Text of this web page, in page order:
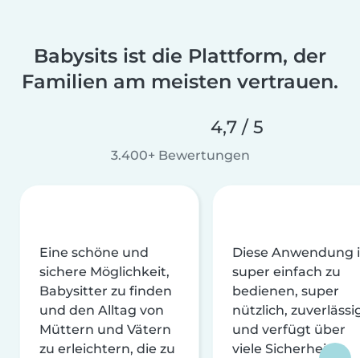
Babysits ist die Plattform, der
Familien am meisten vertrauen.
4,7 / 5
3.400+ Bewertungen
Eine schöne und
sichere Möglichkeit,
Babysitter zu finden
und den Alltag von
Müttern und Vätern
zu erleichtern, die zu
Diese Anwendung
super einfach zu
bedienen, super
nützlich,
und verfügt über
viele Sicherheits-